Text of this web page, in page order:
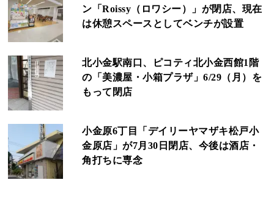
ン「Roissy（ロワシー）」が閉店、現在
は休憩スペースとしてベンチが設置
北小金駅南口、ピコティ北小金西館1階
の「美濃屋・小箱プラザ」6/29（月）を
もって閉店
小金原6丁目「デイリーヤマザキ松戸小
金原店」が7月30日閉店、今後は酒店・
角打ちに専念